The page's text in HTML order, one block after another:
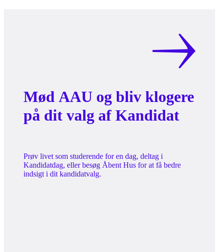
Mød AAU og bliv klogere
på dit valg af Kandidat
Prøv livet som studerende for en dag, deltag i
Kandidatdag, eller besøg Åbent Hus for at få bedre
indsigt i dit kandidatvalg.